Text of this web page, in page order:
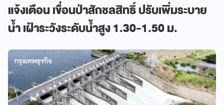
แจ้งเตือน เขื่อนป่าสักชลสิทธิ์ ปรับเพิ่มระบาย
น้ำ เฝ้าระวังระดับน้ำสูง 1.30-1.50 ม.